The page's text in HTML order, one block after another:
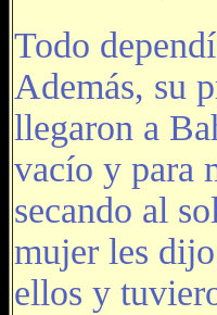
Todo
Además, su
llegaron a
vacío y para
secando al
mujer les
ellos y